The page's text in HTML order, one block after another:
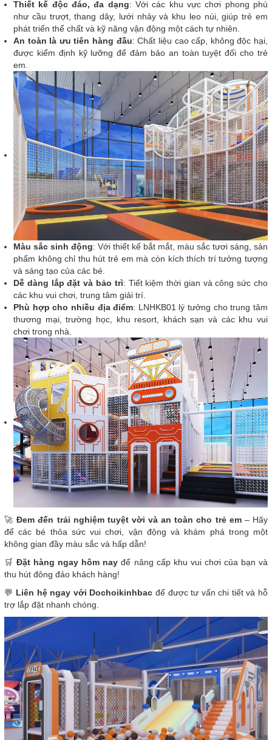
Thiết kế độc đáo, đa dạng: Với các khu vực chơi phong phú
như cầu trượt, thang dây, lưới nhảy và khu leo núi, giúp trẻ em
phát triển thể chất và kỹ năng vận động một cách tự nhiên.
An toàn là ưu tiên hàng đầu: Chất liệu cao cấp, không độc hại,
được kiểm định kỹ lưỡng để đảm bảo an toàn tuyệt đối cho trẻ
em.
Màu sắc sinh động: Với thiết kế bắt mắt, màu sắc tươi sáng, sản
phẩm không chỉ thu hút trẻ em mà còn kích thích trí tưởng tượng
và sáng tạo của các bé.
Dễ dàng lắp đặt và bảo trì: Tiết kiệm thời gian và công sức cho
các khu vui chơi, trung tâm giải trí.
Phù hợp cho nhiều địa điểm: LNHKB01 lý tưởng cho trung tâm
thương mại, trường học, khu resort, khách sạn và các khu vui
chơi trong nhà.
🚀Đem đến trải nghiệm tuyệt vời và an toàn cho trẻ em– Hãy
để các bé thỏa sức vui chơi, vận động và khám phá trong một
không gian đầy màu sắc và hấp dẫn!
🛒Đặt hàng ngay hôm nay để nâng cấp khu vui chơi của bạn và
thu hút đông đảo khách hàng!
💬 Liên hệ ngay với Dochoikinhbac để được tư vấn chi tiết và hỗ
trợ lắp đặt nhanh chóng.